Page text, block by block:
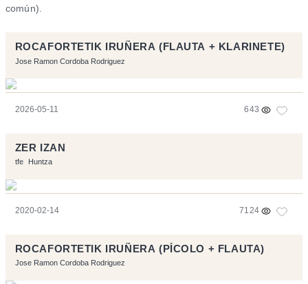
común).
ROCAFORTETIK IRUÑERA (FLAUTA + KLARINETE)
Jose Ramon Cordoba Rodriguez
2026-05-11 643
ZER IZAN
tfe Huntza
2020-02-14 7124
ROCAFORTETIK IRUÑERA (PÍCOLO + FLAUTA)
Jose Ramon Cordoba Rodriguez